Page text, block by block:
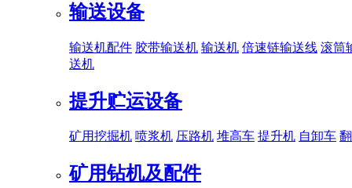
输送设备
输送机配件 胶带输送机 输送机 倍速链输送线 滚筒
送机
提升贮运设备
矿用挖掘机 喷浆机 压路机 堆高车 提升机 自卸车
矿用钻机及配件